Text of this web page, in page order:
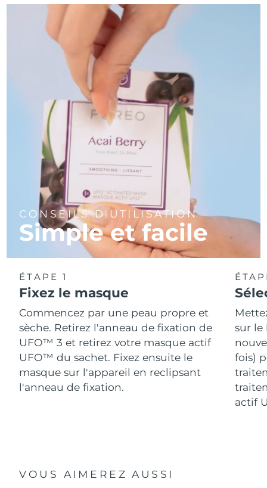
CONSEILS D'UTILISATION
Simple et facile
ÉTAPE 1
Fixez le masque
Commencez par une peau propre et
sèche. Retirez l'anneau de fixation de
UFO™ 3 et retirez votre masque actif
UFO™ du sachet. Fixez ensuite le
masque sur l'appareil en reclipsant
l'anneau de fixation.
sur le
fois)
actif
VOUS AIMEREZ AUSSI